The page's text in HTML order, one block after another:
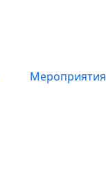
Мероприятия